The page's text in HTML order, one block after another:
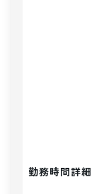
勤務時間詳細